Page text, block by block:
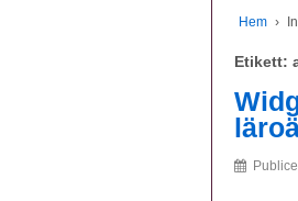
Hem ›
Etikett: